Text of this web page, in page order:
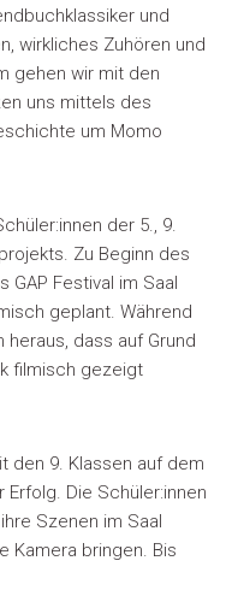
und
wirkliches Zuhören und
gehen wir mit den
uns mittels des
um Momo
der 5., 9.
Zu Beginn des
Festival im Saal
geplant. Während
dass auf Grund
filmisch gezeigt
den 9. Klassen auf dem
Die Schüler:innen
Szenen im Saal
Kamera bringen. Bis